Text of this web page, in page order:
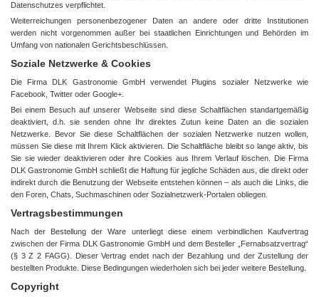
Datenschutzes verpflichtet.
Weiterreichungen personenbezogener Daten an andere oder dritte Institutionen
werden nicht vorgenommen außer bei staatlichen Einrichtungen und Behörden im
Umfang von nationalen Gerichtsbeschlüssen.
Soziale Netzwerke & Cookies
Die Firma DLK Gastronomie GmbH verwendet Plugins sozialer Netzwerke wie
Facebook, Twitter oder Google+.
Bei einem Besuch auf unserer Webseite sind diese Schaltflächen standartgemäßig
deaktiviert, d.h. sie senden ohne Ihr direktes Zutun keine Daten an die sozialen
Netzwerke. Bevor Sie diese Schaltflächen der sozialen Netzwerke nutzen wollen,
müssen Sie diese mit Ihrem Klick aktivieren. Die Schaltfläche bleibt so lange aktiv, bis
Sie sie wieder deaktivieren oder ihre Cookies aus Ihrem Verlauf löschen. Die Firma
DLK Gastronomie GmbH schließt die Haftung für jegliche Schäden aus, die direkt oder
indirekt durch die Benutzung der Webseite entstehen können – als auch die Links, die
den Foren, Chats, Suchmaschinen oder Sozialnetzwerk-Portalen obliegen.
Vertragsbestimmungen
Nach der Bestellung der Ware unterliegt diese einem verbindlichen Kaufvertrag
zwischen der Firma DLK Gastronomie GmbH und dem Besteller „Fernabsatzvertrag“
(§ 3 Z 2 FAGG). Dieser Vertrag endet nach der Bezahlung und der Zustellung der
bestellten Produkte. Diese Bedingungen wiederholen sich bei jeder weitere Bestellung.
Copyright